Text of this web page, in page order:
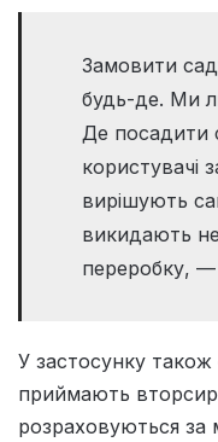
Замовити
будь-де. Ми
Де посадити
користувачі
вирішують
викидають
переробку, —
У застосунку також
приймають
розраховуються за